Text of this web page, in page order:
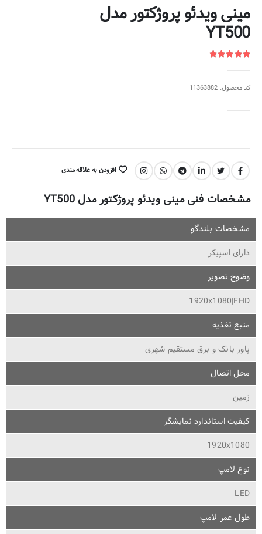
مینی ویدئو پروژکتور مدل
YT500
کد محصول: 11363882
اشتراک گذاری: افزودن به علاقه مندی
مشخصات فنی مینی ویدئو پروژکتور مدل YT500
مشخصات بلندگو
دارای اسپیکر
وضوح تصویر
1920x1080|FHD
منبع تغذیه
پاور بانک و برق مستقیم شهری
محل اتصال
زمین
کیفیت استاندارد نمایشگر
1920x1080
نوع لامپ
LED
طول عمر لامپ